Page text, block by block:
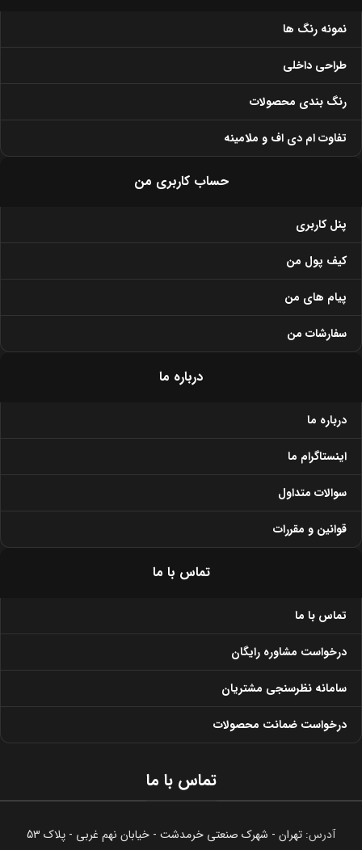
تماس با ما
تماس با ما
درخواست مشاوره رایگان
سامانه نظرسنجی مشتریان
درخواست ضمانت محصولات
درباره ما
درباره ما
اینستاگرام ما
سوالات متداول
قوانین و مقررات
حساب کاربری من
پنل کاربری
کیف پول من
پیام های من
سفارشات من
نمونه رنگ ها
طراحی داخلی
رنگ بندی محصولات
تفاوت ام دی اف و ملامینه
تماس با ما
آدرس: تهران - شهرک صنعتی خرمدشت - خیابان نهم غربی - پلاک 53